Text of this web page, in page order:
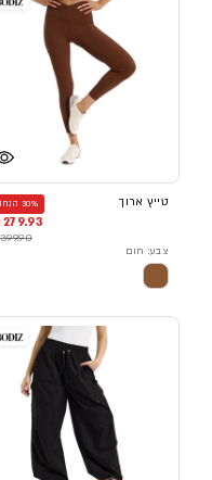
טייץ ארוך 30% הנחה
279.93 ₪
399.90 ₪
צבע: חום